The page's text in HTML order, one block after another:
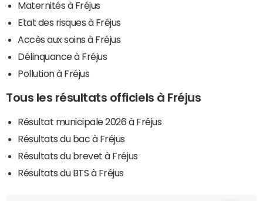
Maternités à Fréjus
Etat des risques à Fréjus
Accès aux soins à Fréjus
Délinquance à Fréjus
Pollution à Fréjus
Tous les résultats officiels à Fréjus
Résultat municipale 2026 à Fréjus
Résultats du bac à Fréjus
Résultats du brevet à Fréjus
Résultats du BTS à Fréjus